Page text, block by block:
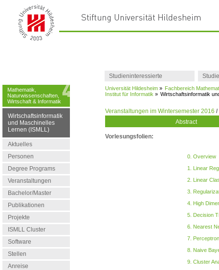
Studieninteressierte
Mathematik,
Naturwissenschaften,
Wirtschaft & Informatik
Wirtschaftsinformatik
und Maschinelles
Lernen (ISMLL)
Aktuelles
Personen
Degree Programs
Veranstaltungen
Bachelor/Master
Publikationen
Projekte
ISMLL Cluster
Software
Stellen
Anreise
Universität Hildesheim » Fachbereich
Institut für Informatik » Wirtschaftsinformatik
Veranstaltungen im Wintersemester 2016 /
Abstract
Vorlesungsfolien:
0. Overview
1. Linear
2. Linear
3.
4. High
5. Decision
6. Nearest
7.
8. Naive
9. Cluster